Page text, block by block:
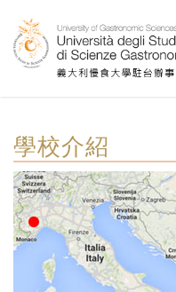
學校介紹